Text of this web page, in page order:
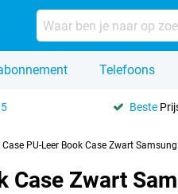
Telefoons
Beste
PU-Leer Book Case Zwart
Case Zwart